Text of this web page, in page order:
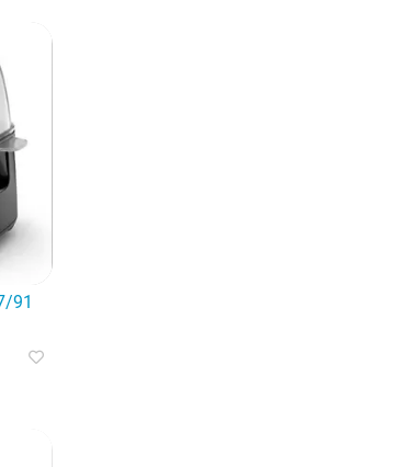
любой ткани.технологиям Tefal.
91